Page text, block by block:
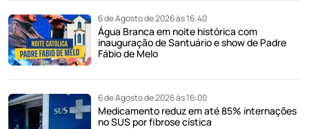
6 de Agosto de 2026 às 16:40
Água Branca em noite histórica com
inauguração de Santuário e show de Padre
Fábio de Melo
6 de Agosto de 2026 às 16:00
Medicamento reduz em até 85% internações
no SUS por fibrose cística